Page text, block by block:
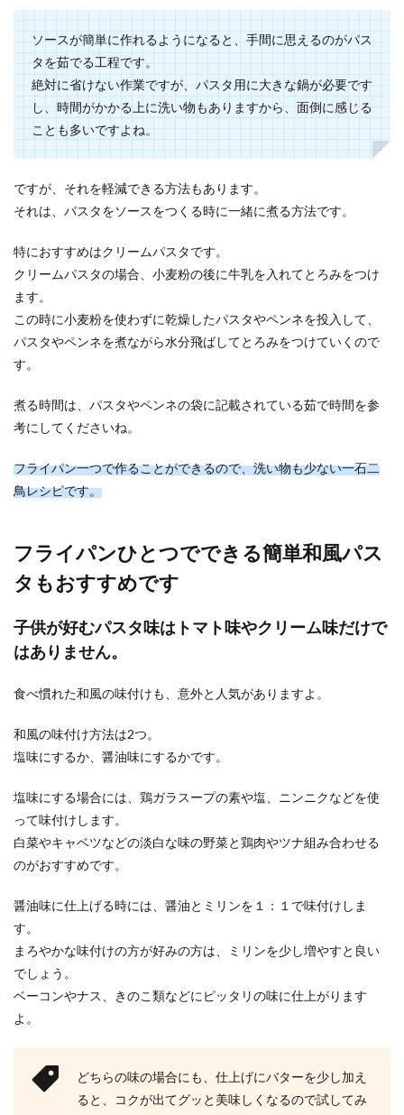
ソースが簡単に作れるようになると、手間に思えるのがパス
タを茹でる工程です。
絶対に省けない作業ですが、パスタ用に大きな鍋が必要です
し、時間がかかる上に洗い物もありますから、面倒に感じる
ことも多いですよね。
ですが、それを軽減できる方法もあります。
それは、パスタをソースをつくる時に一緒に煮る方法です。
特におすすめはクリームパスタです。
クリームパスタの場合、小麦粉の後に牛乳を入れてとろみをつけ
ます。
この時に小麦粉を使わずに乾燥したパスタやペンネを投入して、
パスタやペンネを煮ながら水分飛ばしてとろみをつけていくので
す。
煮る時間は、パスタやペンネの袋に記載されている茹で時間を参
考にしてくださいね。
フライパン一つで作ることができるので、洗い物も少ない一石二
鳥レシピです。
フライパンひとつでできる簡単和風パス
タもおすすめです
子供が好むパスタ味はトマト味やクリーム味だけで
はありません。
食べ慣れた和風の味付けも、意外と人気がありますよ。
和風の味付け方法は2つ。
塩味にするか、醤油味にするかです。
塩味にする場合には、鶏ガラスープの素や塩、ニンニクなどを使
って味付けします。
白菜やキャベツなどの淡白な味の野菜と鶏肉やツナ組み合わせる
のがおすすめです。
醤油味に仕上げる時には、醤油とミリンを１：１で味付けしま
す。
まろやかな味付けの方が好みの方は、ミリンを少し増やすと良い
でしょう。
ベーコンやナス、きのこ類などにピッタリの味に仕上がります
よ。
どちらの味の場合にも、仕上げにバターを少し加え
ると、コクが出てグッと美味しくなるので試してみ